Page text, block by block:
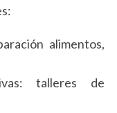
alimentos,
talleres de